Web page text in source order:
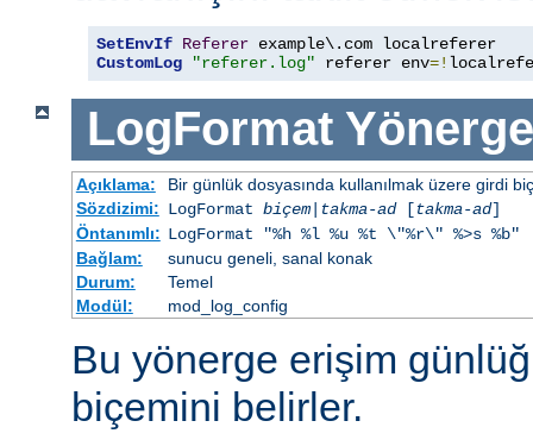
SetEnvIf Referer
CustomLog
"referer.log" referer env=!
LogFormat
Açıklama:
Bir günlük dosyasında kullanılmak üzere girdi
Sözdizimi: LogFormat biçem| takma-ad[takma-ad]
Öntanımlı: LogFormat "%h %l %u %t \"%r\" %>s %b"
Bağlam:
sunucu geneli, sanal konak
Durum:
Temel
Modül:
mod_log_config
Bu yönerge erişim
biçemini belirler.